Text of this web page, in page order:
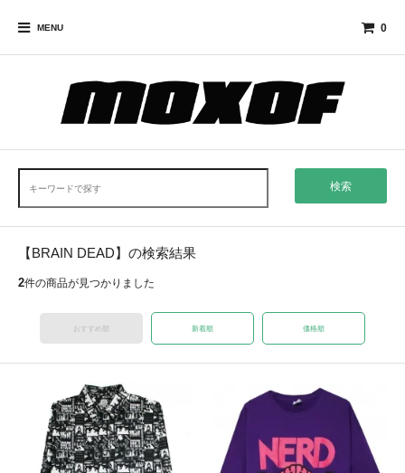
MENU 0
検索
【BRAIN DEAD】の検索結果
2件の商品が見つかりました
おすすめ順 新着順 価格順